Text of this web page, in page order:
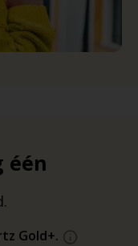
één
Gold+.